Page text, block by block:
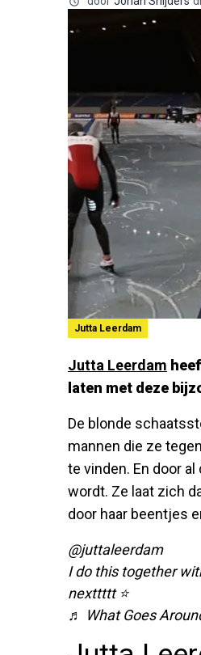
Jutta Leerdam
Jutta Leerdam
laten met deze
De blonde
mannen die ze
te vinden. En door
wordt. Ze laat zich
door haar beentjes
@juttaleerdam
I do this together
nexttttt ⭐️
♬ What Goes